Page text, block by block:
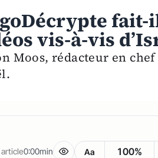
fait-
vis-à-vis
Moos, rédacteur en
0:00min Aa 100%